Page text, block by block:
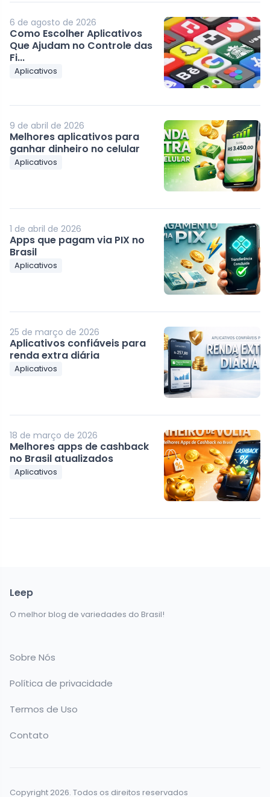
6 de agosto de 2026
Como Escolher Aplicativos
Que Ajudam no Controle das
Fi...
Aplicativos
9 de abril de 2026
Melhores aplicativos para
ganhar dinheiro no celular
Aplicativos
1 de abril de 2026
Apps que pagam via PIX no
Brasil
Aplicativos
25 de março de 2026
Aplicativos confiáveis para
renda extra diária
Aplicativos
18 de março de 2026
Melhores apps de cashback
no Brasil atualizados
Aplicativos
Leep
O melhor blog de variedades do Brasil!
Sobre Nós
Política de privacidade
Termos de Uso
Contato
Copyright 2026. Todos os direitos reservados